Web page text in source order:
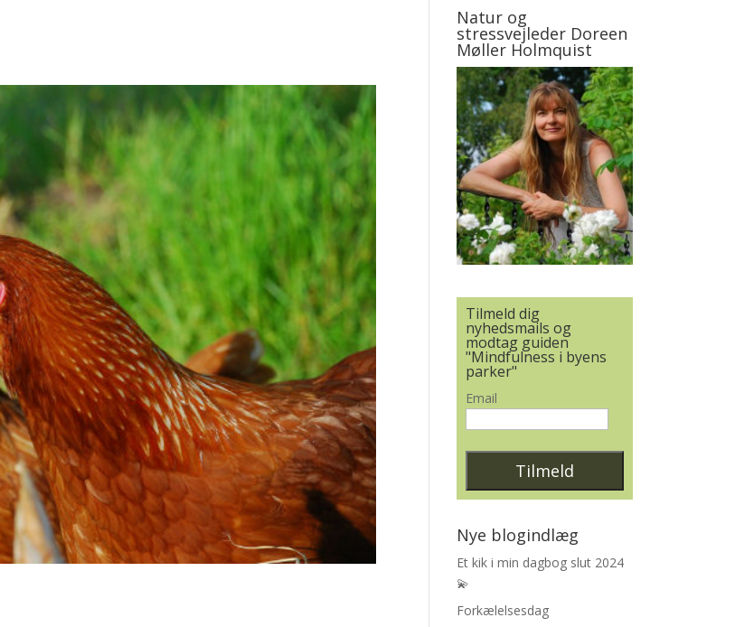
Natur og
stressvejleder Doreen
Møller Holmquist
Tilmeld dig
nyhedsmails og
modtag guiden
"Mindfulness i byens
parker"
Email
Nye blogindlæg
Et kik i min dagbog slut 2024
💫
Forkælelsesdag